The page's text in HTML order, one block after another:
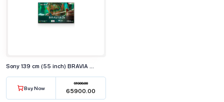
Buy Now
91900.00
₹65900.00